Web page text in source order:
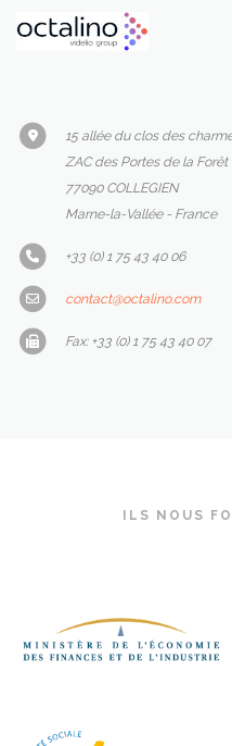
15 allée du clos des
ZAC des Portes de la Forêt
77090 COLLEGIEN
Marne-la-Vallée - France
+33 (0) 1 75 43 40 06
contact@octalino.com
Fax: +33 (0) 1 75 43 40 07
ILS NOUS